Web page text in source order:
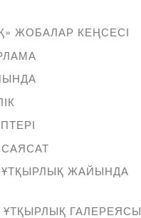
ЖОБАЛАР КЕҢСЕСІ
ЖАЙЫНДА
ГАЛЕРЕЯСЫ